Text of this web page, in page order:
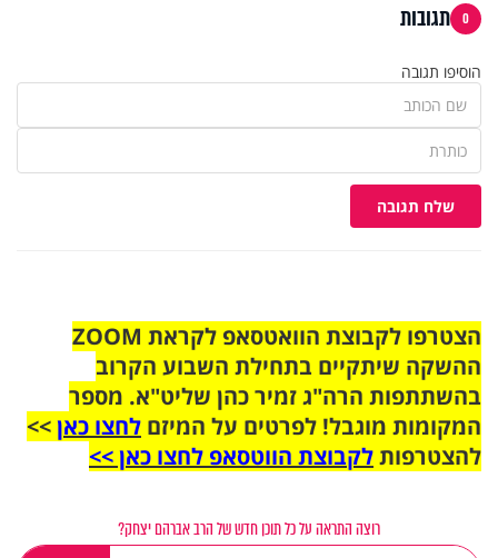
0 תגובות
הוסיפו תגובה
שלח תגובה
הצטרפו לקבוצת הוואטסאפ לקראת ZOOM
ההשקה שיתקיים בתחילת השבוע הקרוב
בהשתתפות הרה"ג זמיר כהן שליט"א. מספר
המקומות מוגבל! לפרטים על המיזם לחצו כאן>>
להצטרפותלקבוצת הווטסאפ לחצו כאן >>
רוצה התראה על כל תוכן חדש של הרב אברהם יצחק?